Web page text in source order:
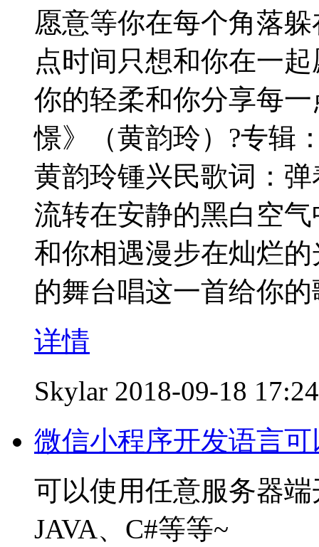
愿意等你在每个角落
点时间只想和你在一
你的轻柔和你分享每
憬》（黄韵玲）?专辑
黄韵玲锺兴民歌词：
流转在安静的黑白空
和你相遇漫步在灿烂
的舞台唱这一首给你
详情
Skylar 2018-09-18 17:24
微信小程序开发语言
可以使用任意服务器
JAVA、C#等等~